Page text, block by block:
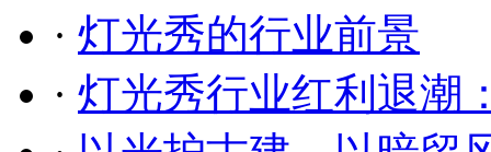
· 灯光秀的行业前景
· 灯光秀行业红利退潮